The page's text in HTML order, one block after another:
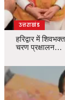
उत्तराखंड
हरिद्वार में
चरण प्रक्षालन…